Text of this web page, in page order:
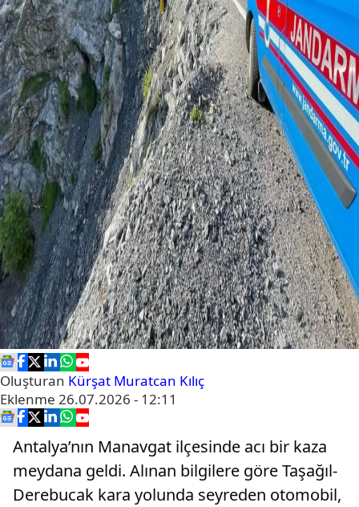
Oluşturan Kürşat Muratcan Kılıç
Eklenme 26.07.2026 - 12:11
Antalya’nın Manavgat ilçesinde acı bir kaza
meydana geldi. Alınan bilgilere göre Taşağıl-
Derebucak kara yolunda seyreden otomobil,